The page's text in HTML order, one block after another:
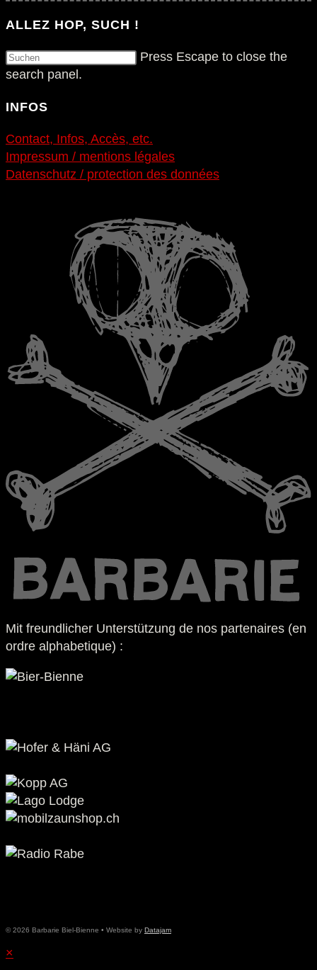
ALLEZ HOP, SUCH !
Press Escape to close the
search panel.
INFOS
Contact, Infos, Accès, etc.
Impressum / mentions légales
Datenschutz / protection des données
Mit freundlicher Unterstützung de nos partenaires (en
ordre alphabetique) :
© 2026 Barbarie Biel-Bienne • Website by Datajam
×